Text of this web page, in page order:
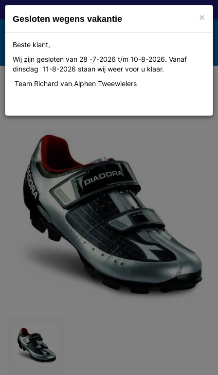
Toggle
navigation
MENU
Diadora Schoen xphantom
×
Gesloten wegens vakantie
Beste klant,
Wij zijn gesloten van 28 -7-2026 t/m 10-8-2026. Vanaf
dinsdag 11-8-2026 staan wij weer voor u klaar.
Team Richard van Alphen Tweewielers